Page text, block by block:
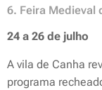
6. Feira Medieval
24 a 26 de julho
A vila de Canha
programa